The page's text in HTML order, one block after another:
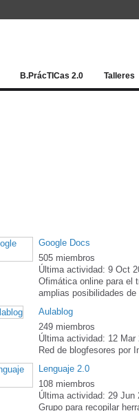
B.PrácTICas 2.0 Talleres
Google Docs
505 miembros
Última actividad: 9 Oct
Ofimática online para el
amplias posibilidades de
Aulablog
249 miembros
Última actividad: 12 Mar
Red de blogfesores por
Lenguaje 2.0
108 miembros
Última actividad: 29 Jun
Grupo para recopilar